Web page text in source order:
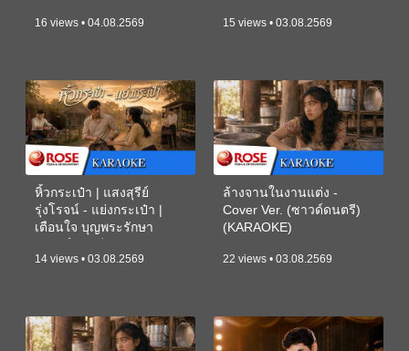
16 views • 04.08.2569 15 views • 03.08.2569
หิ้วกระเป๋า | แสงสุรีย์
รุ่งโรจน์ - แย่งกระเป๋า |
เตือนใจ บุญพระรักษา
14 views • 03.08.2569
ล้างจานในงานแต่ง -
Cover Ver. (ซาวด์ดนตรี)
(KARAOKE)
22 views • 03.08.2569